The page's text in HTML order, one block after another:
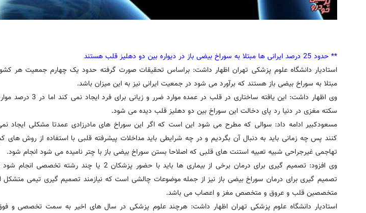
** حدود 25 درصد ایرانی ها مبتلا به سوراخ بیضی باز در دیواره بین دو دهلیز قلب هستند
استادیار دانشگاه علوم پزشکی تهران اظهار داشت: براساس تحقیقات صورت گرفته حدود یک چهارم جمعیت هر
مبتلا به سوراخ بیضی باز هستند که برآورد می شود در جمعیت ایرانی نیز به این میزان باشد.
وی اظهار داشت: این یافته ساختاری در قلب در عمده موارد ضرر و زیانی برای فرد ایجاد نمی کند اما
سکته مغزی در دنیا رد پای دخالت این سوراخ بین دو دهلیز قلب دیده می شود.
مسعودکبیر ادامه داد: سوالی که مطرح می شود این است که اگر این سوراخ های مادرزادی عمدتا مشکلی ایجاد
کنند پس چه زمانی باید به دنبال آن بگردیم و در چه شرایطی باید مداخلات پیشرفته قلبی با استفاده از روش های
تهاجمی غیرجراحی شبیه تعبیه استنت های قلبی که اصلاحا بستن سوراخ بیضی باز با چتر نامیده می شود انجام شود.
وی افزود: تصمیم گیری برای درمان برخی از بیماری ها باید با حضور پزشکان 2 یا چند رشته تخصصی انجام
تصمیم گیری برای درمان سوراخ بیضی باز نیز از جمله موضوعات چالشی است که نیازمند تصمیم گیری تیمی متشکل
متخصصین قلب و عروق و متخصص مغز و اعصاب می باشد.
استادیار دانشگاه علوم پزشکی تهران اظهار داشت: هرچند علوم پزشکی در سال های اخیر به سمت تخصصی و